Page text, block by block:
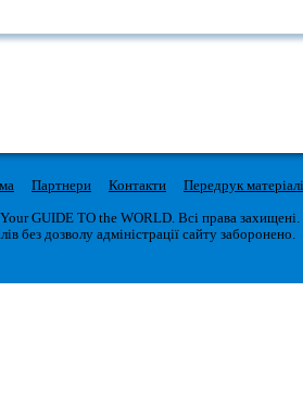
Партнери Контакти
Передрук
GUIDE TO the WORLD. Всі права захищені.
без дозволу адміністрації сайту заборонено.